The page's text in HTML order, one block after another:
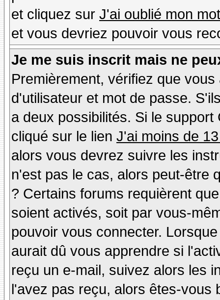
et cliquez sur J'ai oublié mon
et vous devriez pouvoir vous
Je me suis inscrit mais ne
Premièrement, vérifiez que
d'utilisateur et mot de passe.
a deux possibilités. Si le
cliqué sur le lien J'ai moins de
alors vous devrez suivre les
n'est pas le cas, alors peut-être
? Certains forums requièrent
soient activés, soit par vous-
pouvoir vous connecter.
aurait dû vous apprendre si
reçu un e-mail, suivez alors les
l'avez pas reçu, alors êtes-vous